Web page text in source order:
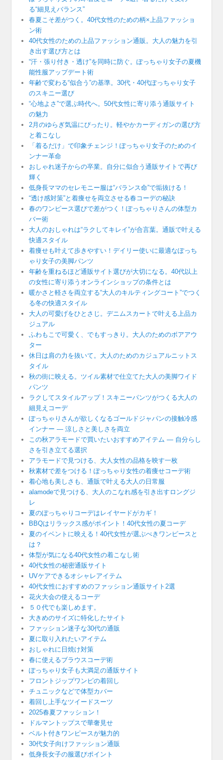
る“細見えバランス”
春夏こそ差がつく。40代女性のための柄×上品ファッショ
ン術
40代女性のための上品ファッション通販。大人の魅力を引
き出す選び方とは
“汗・張り付き・透け”を同時に防ぐ。ぽっちゃり女子の夏機
能性服アップデート術
年齢で変わる“似合う”の基準。30代・40代ぽっちゃり女子
のスキニー選び
“心地よさ”で選ぶ時代へ。50代女性に寄り添う通販サイト
の魅力
2月のゆらぎ気温にぴったり。軽やかカーディガンの選び方
と着こなし
「着るだけ」で印象チェンジ！ぽっちゃり女子のためのイ
ンナー革命
おしゃれ迷子からの卒業。自分に似合う通販サイトで再び
輝く
低身長ママのセレモニー服は“バランス命”で垢抜ける！
“透け感対策”と着痩せを両立させる春コーデの秘訣
春のワンピース選びで差がつく！ぽっちゃりさんの体型カ
バー術
大人のおしゃれは“ラクしてキレイ”が合言葉。通販で叶える
快適スタイル
着痩せも叶えて歩きやすい！デイリー使いに最適なぽっち
ゃり女子の美脚パンツ
年齢を重ねるほど通販サイト選びが大切になる。40代以上
の女性に寄り添うオンラインショップの条件とは
暖かさと軽さを両立する“大人のキルティングコート”でつく
る冬の快適スタイル
大人の可愛げをひとさじ。デニムスカートで叶える上品カ
ジュアル
ふわもこで可愛く、でもすっきり。大人のためのボアアウ
ター
休日は肩の力を抜いて。大人のためのカジュアルニットス
タイル
秋の街に映える。ツイル素材で仕立てた大人の美脚ワイド
パンツ
ラクしてスタイルアップ！スキニーパンツがつくる大人の
細見えコーデ
ぽっちゃりさんが欲しくなるゴールドジャパンの接触冷感
インナー ― 涼しさと美しさを両立
この秋アラモードで買いたいおすすめアイテム ― 自分らし
さを引き立てる選択
アラモードで見つける、大人女性の品格を映す一枚
秋素材で差をつける！ぽっちゃり女性の着痩せコーデ術
着心地も美しさも、通販で叶える大人の日常服
alamodeで見つける、大人のこなれ感を引き出すロングジ
レ
夏のぽっちゃりコーデはレイヤードがカギ！
BBQはリラックス感がポイント！40代女性の夏コーデ
夏のイベントに映える！40代女性が選ぶべきワンピースと
は？
体型が気になる40代女性の着こなし術
40代女性の秘密通販サイト
UVケアできるオシャレアイテム
40代女性におすすめのファッション通販サイト2選
花火大会の使えるコーデ
５０代でも楽しめます。
大きめのサイズに特化したサイト
ファッション迷子な30代の通販
夏に取り入れたいアイテム
おしゃれに日焼け対策
春に使えるブラウスコーデ術
ぽっちゃり女子も大満足の通販サイト
フロントジップワンピの着回し
チュニックなどで体型カバー
着回し上手なツイードスーツ
2025春夏ファッション！
ドルマントップスで華奢見せ
ベルト付きワンピースが魅力的
30代女子向けファッション通販
低身長女子の服選びポイント